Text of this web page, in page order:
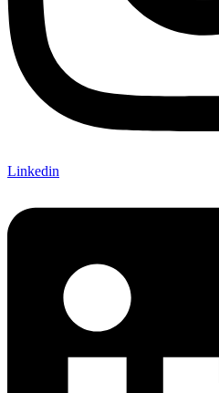
Linkedin